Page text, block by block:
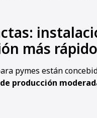
más rápido
pymes están
producción